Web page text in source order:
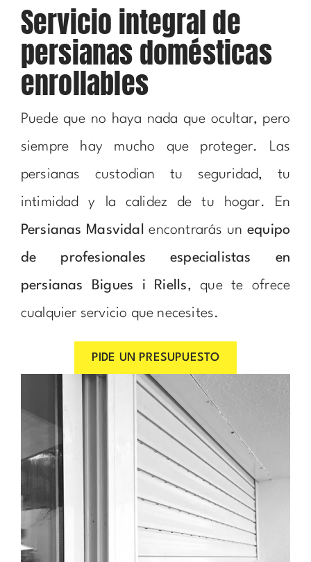
Servicio integral de
persianas domésticas
enrollables
Puede que no haya nada que ocultar, pero
siempre hay mucho que proteger. Las
persianas custodian tu seguridad, tu
intimidad y la calidez de tu hogar. En
Persianas Masvidal
encontrarás un equipo
de profesionales especialistas en
persianas Bigues i Riells, que te ofrece
cualquier servicio que necesites.
PIDE UN PRESUPUESTO